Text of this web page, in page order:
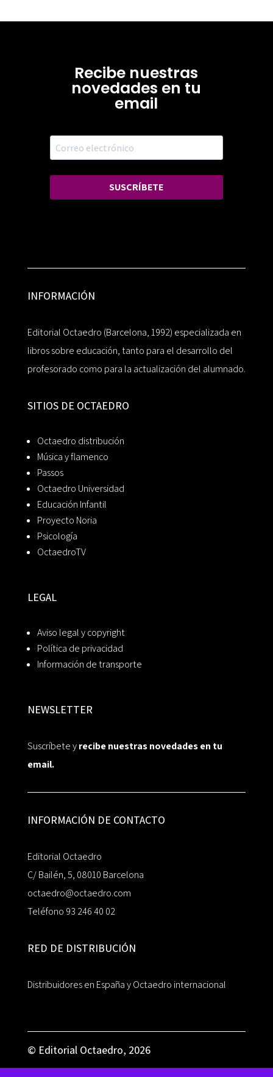
Recibe nuestras
novedades en tu
email
SUSCRÍBETE
INFORMACIÓN
Editorial Octaedro (Barcelona, 1992) especializada en
libros sobre educación, tanto para el desarrollo del
profesorado como para la actualización del alumnado.
SITIOS DE OCTAEDRO
Octaedro distribución
Música y flamenco
Passos
Octaedro Universidad
Educación Infantil
Proyecto Noria
Psicología
OctaedroTV
LEGAL
Aviso legal y copyright
Política de privacidad
Información de transporte
NEWSLETTER
Suscríbete yrecibe nuestras novedades en tu
email.
INFORMACIÓN DE CONTACTO
Editorial Octaedro
C/ Bailén, 5, 08010 Barcelona
octaedro@octaedro.com
Teléfono 93 246 40 02
RED DE DISTRIBUCIÓN
Distribuidores en España y Octaedro internacional
© Editorial Octaedro, 2026